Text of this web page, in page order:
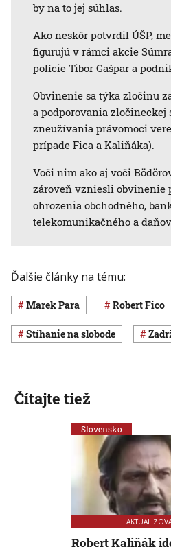
by na to jej súhlas.
Ako neskôr potvrdil ÚŠP,
figurujú v rámci akcie
polície Tibor Gašpar a
Obvinenie sa týka zločinu
a podporovania
zneužívania právomoci
prípade Fica a Kaliňáka).
Voči nim ako aj voči
zároveň vzniesli obvinenie
ohrozenia obchodného,
telekomunikačného a
Ďalšie články na tému:
Marek Para Robert Fico
stíhanie na slobode
Čítajte tiež
Slovensko
Robert Kaliňák